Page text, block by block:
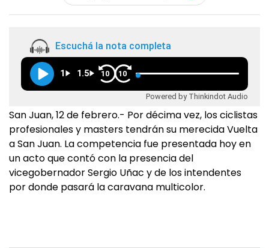
Escuchá la nota completa
1 1.5 10 10
Powered by Thinkindot Audio
San Juan, 12 de febrero.- Por décima vez, los ciclistas
profesionales y masters tendrán su merecida Vuelta
a San Juan. La competencia fue presentada hoy en
un acto que contó con la presencia del
vicegobernador Sergio Uñac y de los intendentes
por donde pasará la caravana multicolor.